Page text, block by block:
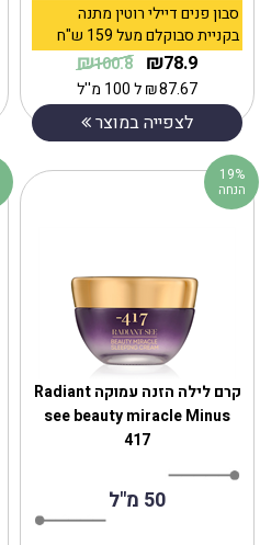
סבון פנים דיילי רוטין מתנה
בקניית סבוקלם מעל 159 ש"ח
78.9
₪
100.8
₪
87.67
₪ל 100 מ''ל
לצפייה במוצר
קרם לילה הזנה עמוקה Radiant
see beauty miracle Minus
417
50 מ"ל
19%
הנחה